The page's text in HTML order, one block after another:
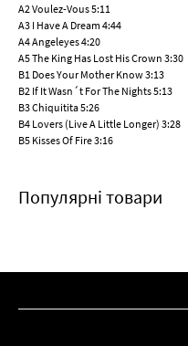
A2 Voulez-Vous 5:11
A3 I Have A Dream 4:44
A4 Angeleyes 4:20
A5 The King Has Lost His Crown 3:30
B1 Does Your Mother Know 3:13
B2 If It Wasn´t For The Nights 5:13
B3 Chiquitita 5:26
B4 Lovers (Live A Little Longer) 3:28
B5 Kisses Of Fire 3:16
Популярні товари